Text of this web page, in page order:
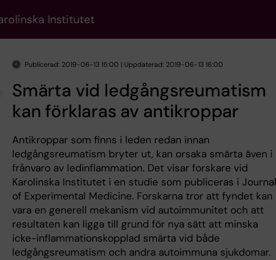
Institutet
Publicerad: 2019-06-13 15:00 | Uppdaterad: 2019-06-13 16:00
Smärta vid ledgångsreumatism
kan förklaras av antikroppar
Antikroppar som finns i leden redan innan
ledgångsreumatism bryter ut, kan orsaka smärta även i
frånvaro av ledinflammation. Det visar forskare vid
Karolinska Institutet i en studie som publiceras i Journal
of Experimental Medicine. Forskarna tror att fyndet kan
vara en generell mekanism vid autoimmunitet och att
resultaten kan ligga till grund för nya sätt att minska
icke-inflammationskopplad smärta vid både
ledgångsreumatism och andra autoimmuna sjukdomar.